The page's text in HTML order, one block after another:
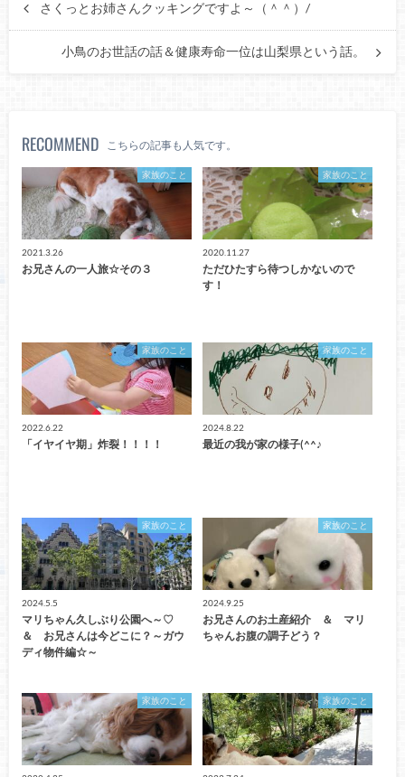
さくっとお姉さんクッキングですよ～（＾＾）/
小鳥のお世話の話＆健康寿命一位は山梨県という話。
RECOMMEND こちらの記事も人気です。
家族のこと
2021.3.26
お兄さんの一人旅☆その３
家族のこと
2020.11.27
ただひたすら待つしかないので
す！
家族のこと
2022.6.22
「イヤイヤ期」炸裂！！！！
家族のこと
2024.8.22
最近の我が家の様子(^^♪
家族のこと
2024.5.5
マリちゃん久しぶり公園へ～♡
＆ お兄さんは今どこに？～ガウ
ディ物件編☆～
家族のこと
2024.9.25
お兄さんのお土産紹介 ＆ マリ
ちゃんお腹の調子どう？
家族のこと 家族のこと